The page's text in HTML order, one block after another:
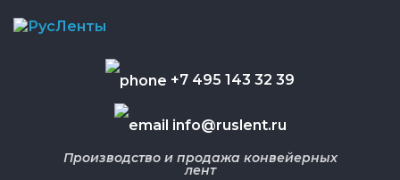
+7 495 143 32 39
info@ruslent.ru
Производство и продажа конвейерных
лент